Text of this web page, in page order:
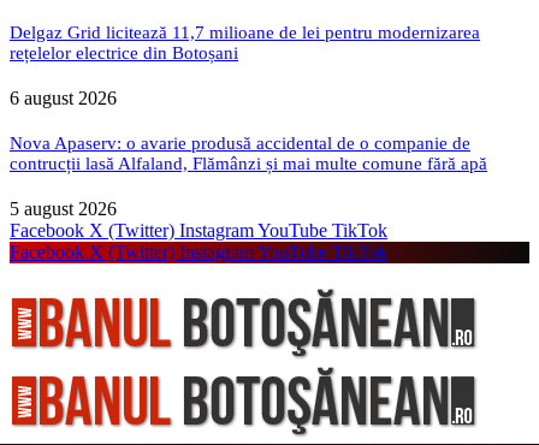
Delgaz Grid licitează 11,7 milioane de lei pentru modernizarea
rețelelor electrice din Botoșani
6 august 2026
Nova Apaserv: o avarie produsă accidental de o companie de
contrucții lasă Alfaland, Flămânzi și mai multe comune fără apă
5 august 2026
Facebook X (Twitter) InstagramYouTube TikTok
Facebook X (Twitter) InstagramYouTube TikTok